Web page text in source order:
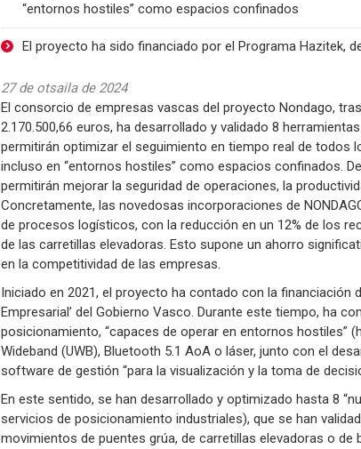
“entornos hostiles” como espacios confinados
El proyecto ha sido financiado por el Programa Hazitek,
27 de otsaila de 2024
El consorcio de empresas vascas del proyecto Nondago,
2.170.500,66 euros, ha desarrollado y validado 8
permitirán optimizar el seguimiento en tiempo real de todos
incluso en “entornos hostiles” como espacios confinados.
permitirán mejorar la seguridad de operaciones, la
Concretamente, las novedosas incorporaciones de
de procesos logísticos, con la reducción en un 12% de los
de las carretillas elevadoras. Esto supone un ahorro
en la competitividad de las empresas.
Iniciado en 2021, el proyecto ha contado con la financiación
Empresarial’ del Gobierno Vasco. Durante este tiempo, ha
posicionamiento, “capaces de operar en entornos hostiles”
Wideband (UWB), Bluetooth 5.1 AoA o láser, junto con el
software de gestión “para la visualización y la toma de
En este sentido, se han desarrollado y optimizado hasta 8
servicios de posicionamiento industriales), que se han
movimientos de puentes grúa, de carretillas elevadoras o